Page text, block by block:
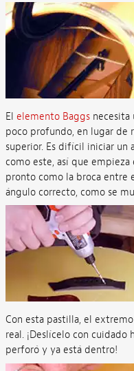
El elemento Baggsnecesita
poco profundo, en lugar de
superior. Es difícil iniciar un
como este, así que empieza
pronto como la broca entre
ángulo correcto, como se
Con esta pastilla, el
real. ¡Deslícelo con
perforó y ya está dentro!